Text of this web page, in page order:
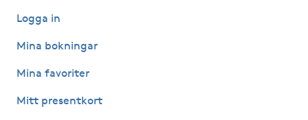
Hot yoga
Hudföryngring
Logga in
Mina bokningar
Mina favoriter
Mitt presentkort